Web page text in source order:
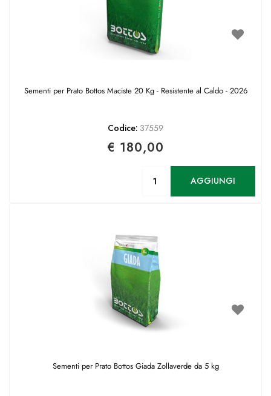
Sementi per Prato Bottos Maciste 20 Kg - Resistente al Caldo - 2026
Codice: 37559
€ 180,00
AGGIUNGI
Sementi per Prato Bottos Giada Zollaverde da 5 kg